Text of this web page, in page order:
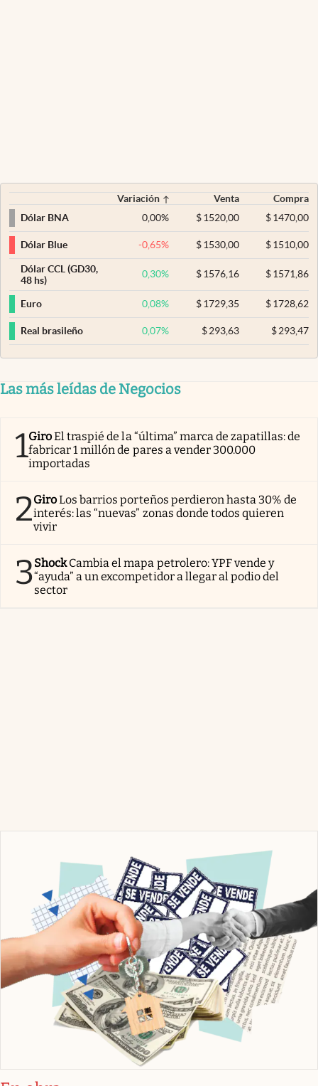
Variación Venta
Compra
Dólar BNA
0,00% $ 1520,00 $1470,00
Dólar Blue -0,65% $ 1530,00 $1510,00
Dólar CCL (GD30,
48 hs)
0,30% $ 1576,16 $1571,86
Euro 0,08% $ 1729,35 $1728,62
Real brasileño 0,07% $ 293,63 $293,47
Las más leídas de Negocios
1GiroEl traspié de la “última” marca de zapatillas: de
fabricar 1 millón de pares a vender 300.000
importadas
2GiroLos barrios porteños perdieron hasta 30% de
interés: las “nuevas” zonas donde todos quieren
vivir
3Shock Cambia el mapa petrolero: YPF vende y
“ayuda” a un excompetidor a llegar al podio del
sector